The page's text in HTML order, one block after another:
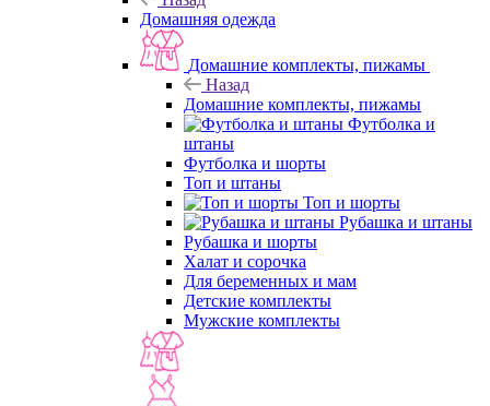
Домашняя одежда
Домашние комплекты, пижамы
Назад
Домашние комплекты, пижамы
Футболка и
штаны
Футболка и шорты
Топ и штаны
Топ и шорты
Рубашка и штаны
Рубашка и шорты
Халат и сорочка
Для беременных и мам
Детские комплекты
Мужские комплекты